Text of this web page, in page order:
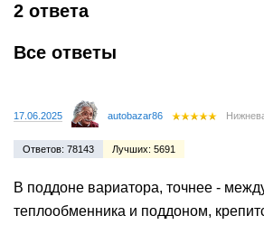
2 ответа
Все ответы
17.06.2025 autobazar86
Ответов: 78143 Лучших: 5691
В поддоне вариатора, точнее -
теплообменника и поддоном,